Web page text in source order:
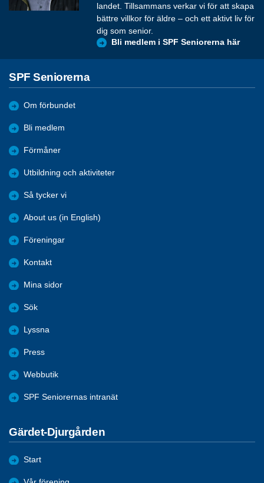
landet. Tillsammans verkar vi för att skapa
bättre villkor för äldre – och ett aktivt liv för
dig som senior.
Bli medlem i SPF Seniorerna här
SPF Seniorerna
Om förbundet
Bli medlem
Förmåner
Utbildning och aktiviteter
Så tycker vi
About us (in English)
Föreningar
Kontakt
Mina sidor
Sök
Lyssna
Press
Webbutik
SPF Seniorernas intranät
Gärdet-Djurgården
Start